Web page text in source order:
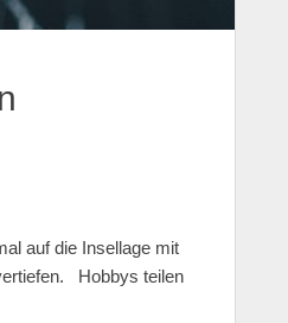
auf die Insellage mit
Hobbys teilen